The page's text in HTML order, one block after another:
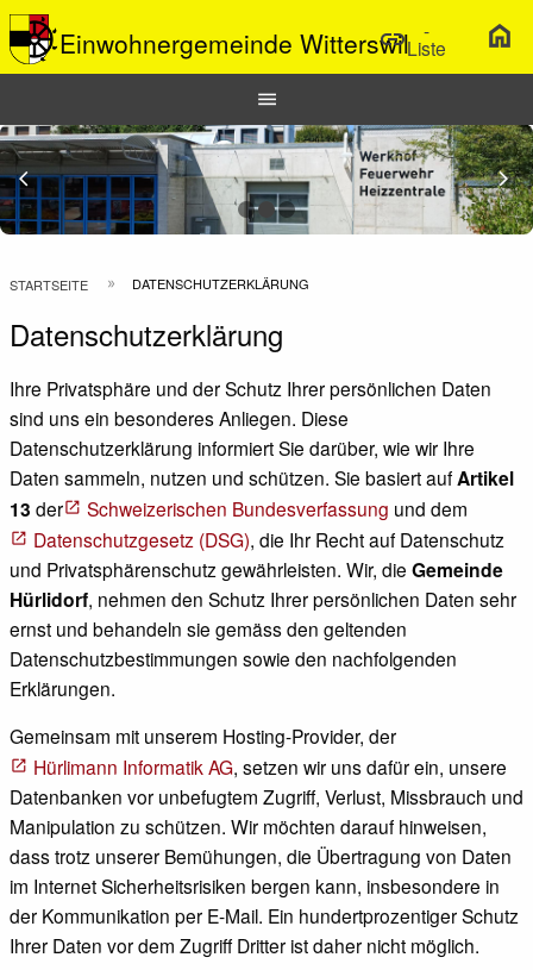
Einwohnergemeinde Witterswil
link -
Liste home
Hauptnavigation
Top
Bar
menu
Previous Slide
arrow_back_ios arrow_forward_ios
Pfadnavigation
STARTSEITE DATENSCHUTZERKLÄRUNG
Datenschutzerklärung
Ihre Privatsphäre und der Schutz Ihrer persönlichen Daten
sind uns ein besonderes Anliegen. Diese
Datenschutzerklärung informiert Sie darüber, wie wir Ihre
Daten sammeln, nutzen und schützen. Sie basiert aufArtikel
13 der Schweizerischen Bundesverfassung und dem
Datenschutzgesetz (DSG), die Ihr Recht auf Datenschutz
und Privatsphärenschutz gewährleisten. Wir, die Gemeinde
Hürlidorf, nehmen den Schutz Ihrer persönlichen Daten sehr
ernst und behandeln sie gemäss den geltenden
Datenschutzbestimmungen sowie den nachfolgenden
Erklärungen.
Gemeinsam mit unserem Hosting-Provider, der
Hürlimann Informatik AG, setzen wir uns dafür ein, unsere
Datenbanken vor unbefugtem Zugriff, Verlust, Missbrauch und
Manipulation zu schützen. Wir möchten darauf hinweisen,
dass trotz unserer Bemühungen, die Übertragung von Daten
im Internet Sicherheitsrisiken bergen kann, insbesondere in
der Kommunikation per E-Mail. Ein hundertprozentiger Schutz
Ihrer Daten vor dem Zugriff Dritter ist daher nicht möglich.